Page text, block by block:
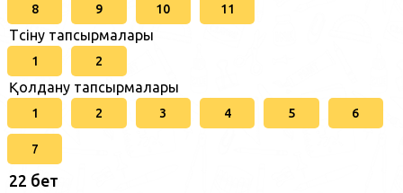
8 9 10 11
Түсіну тапсырмалары
1 2
Қолдану тапсырмалары
1 2 3 4 5 6
7
22 бет